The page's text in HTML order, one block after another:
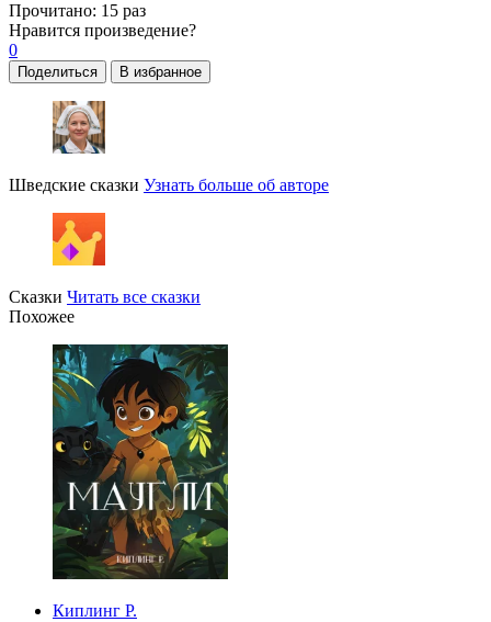
Прочитано: 15 раз
Нравится произведение?
0
Поделиться В избранное
Шведские сказки Узнать больше об авторе
Сказки Читать все сказки
Похожее
Киплинг Р.